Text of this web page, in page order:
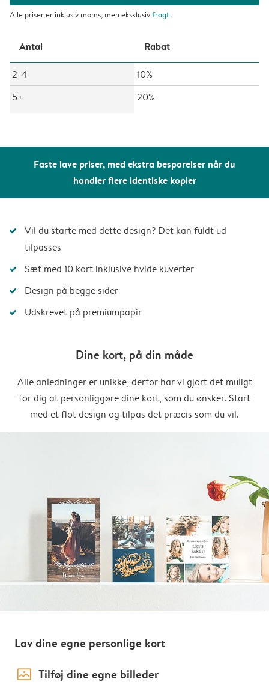
Faste lave priser, med ekstra besparelser når du
handler flere identiske kopier
Alle priser er inklusiv moms, men eksklusivfragt.
Antal Rabat
2-4
10%
5+
20%
Vil du starte med dette design? Det kan fuldt ud
tilpasses
Sæt med 10 kort inklusive hvide kuverter
Design på begge sider
Udskrevet på premiumpapir
Dine kort, på din måde
Alle anledninger er unikke, derfor har vi gjort det muligt
for dig at personliggøre dine kort, som du ønsker. Start
med et flot design og tilpas det præcis som du vil.
Lav dine egne personlige kort
image_placeholder Tilføj dine egne billeder